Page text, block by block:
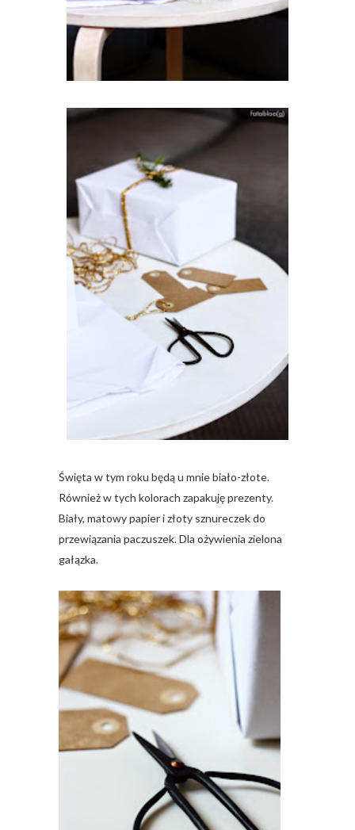
Święta w tym roku będą u mnie biało-złote.
Również w tych kolorach zapakuję prezenty.
Biały, matowy papier i złoty sznureczek do
przewiązania paczuszek. Dla ożywienia zielona
gałązka.